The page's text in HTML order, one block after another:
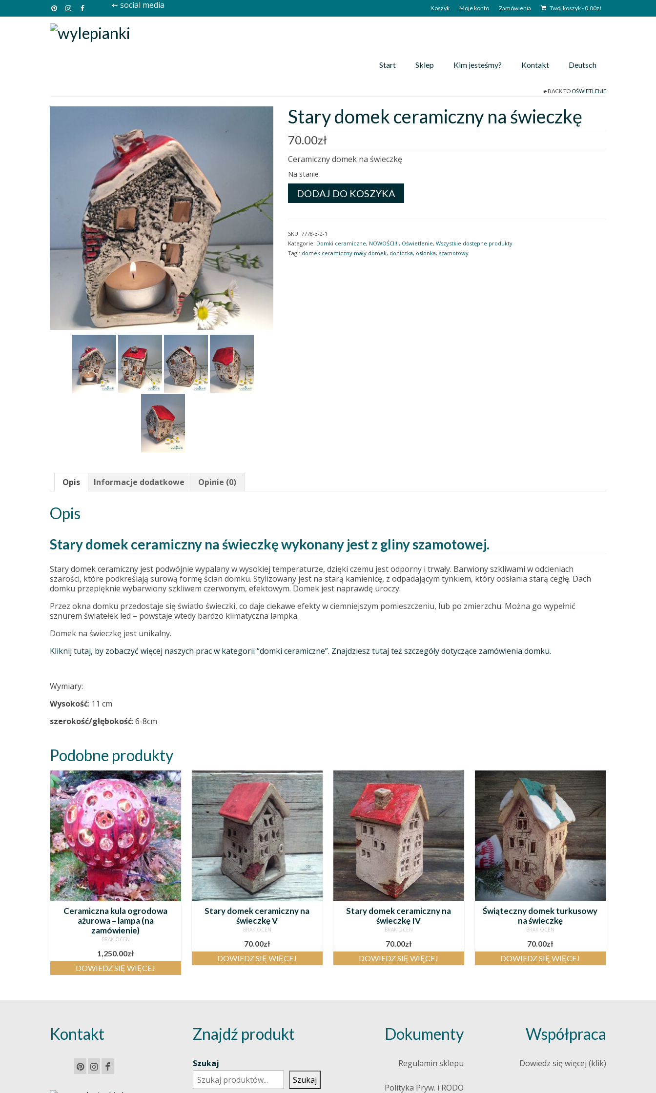
Koszyk Moje konto Zamówienia Twój koszyk-0.00zł
⇜ social media
Start Sklep Kim jesteśmy? Kontakt Deutsch
BACK TO OŚWIETLENIE
Stary domek ceramiczny na świeczkę
70.00zł
Ceramiczny domek na świeczkę
Na stanie
ilość
Stary
świeczkę
DODAJ DO KOSZYKA
SKU: 7778-3-2-1
Kategorie: Domki ceramiczne, NOWOŚCI!!!, Oświetlenie, Wszystkie dostępne produkty
Tagi: domek ceramiczny mały domek, doniczka, osłonka, szamotowy
Opis Informacje dodatkowe Opinie (0)
Opis
Stary domek ceramiczny na świeczkę wykonany jest z gliny szamotowej.
Stary domek ceramiczny jest podwójnie wypalany w wysokiej temperaturze, dzięki czemu jest odporny i trwały. Barwiony szkliwami w odcieniach
szarości, które podkreślają surową formę ścian domku. Stylizowany jest na starą kamienicę, z odpadającym tynkiem, który odsłania starą cegłę. Dach
domku przepięknie wybarwiony szkliwem czerwonym, efektowym. Domek jest naprawdę uroczy.
Przez okna domku przedostaje się światło świeczki, co daje ciekawe efekty w ciemniejszym pomieszczeniu, lub po zmierzchu. Można go wypełnić
sznurem światełek led – powstaje wtedy bardzo klimatyczna lampka.
Domek na świeczkę jest unikalny.
Kliknij tutaj, by zobaczyć więcej naszych prac w kategorii “domki ceramiczne”. Znajdziesz tutaj też szczegóły dotyczące zamówienia domku.
Wymiary:
Wysokość: 11 cm
szerokość/głębokość: 6-8cm
Podobne produkty
Ceramiczna kula ogrodowa
ażurowa – lampa (na
zamówienie)
BRAK OCEN
1,250.00zł
DOWIEDZ SIĘ WIĘCEJ
Stary domek ceramiczny na
świeczkę V
BRAK OCEN
70.00zł
DOWIEDZ SIĘ WIĘCEJ
Stary domek ceramiczny na
świeczkę IV
BRAK OCEN
70.00zł
DOWIEDZ SIĘ WIĘCEJ
Świąteczny domek turkusowy
na świeczkę
BRAK OCEN
70.00zł
DOWIEDZ SIĘ WIĘCEJ
Kontakt Znajdź produkt
Szukaj
Szukaj
Dokumenty
Regulamin sklepu
Polityka Pryw. i RODO
Współpraca
Dowiedz się więcej (klik)